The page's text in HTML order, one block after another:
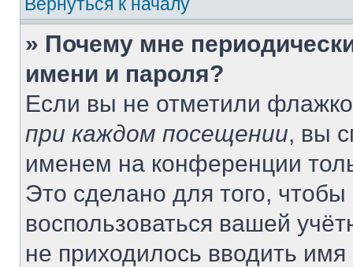
» Почему мне
имени и пароля?
Если вы не отметили
при каждом посещении, вы
именем на конференции
Это сделано для того, чтобы
воспользоваться вашей
не приходилось вводить